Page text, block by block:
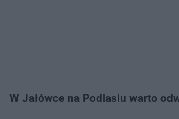
W Jałówce na Podlasiu warto